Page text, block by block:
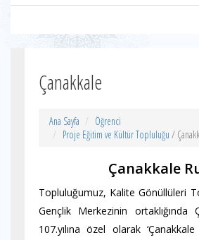
Çanakkale
Ana Sayfa
Öğrenci
Proje Eğitim ve Kültür Topluluğu /
Çanakkale
Topluluğumuz, Kalite Gönüllüleri
Gençlik Merkezinin ortaklığında
107.yılına özel olarak